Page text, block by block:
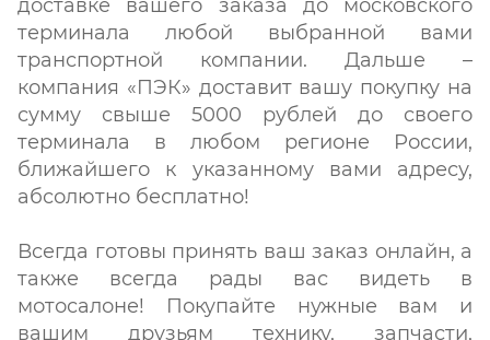
доставке вашего заказа до московского
терминала любой выбранной вами
транспортной компании. Дальше –
компания «ПЭК» доставит вашу покупку на
сумму свыше 5000 рублей до своего
терминала в любом регионе России,
ближайшего к указанному вами адресу,
абсолютно бесплатно!
Всегда готовы принять ваш заказ онлайн, а
также всегда рады вас видеть в
мотосалоне! Покупайте нужные вам и
вашим друзьям технику, запчасти,